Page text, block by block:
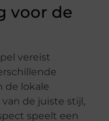
voor de
vereist
de lokale
de juiste stijl,
speelt een